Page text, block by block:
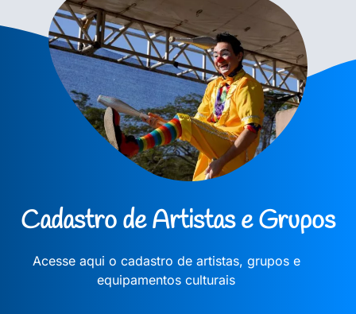
Cadastro de Artistas e Grupos
Acesse aqui o cadastro de artistas, grupos e
equipamentos culturais